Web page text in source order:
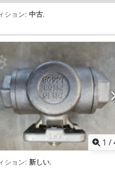
ション: 中古,
1 /
ション: 新しい,